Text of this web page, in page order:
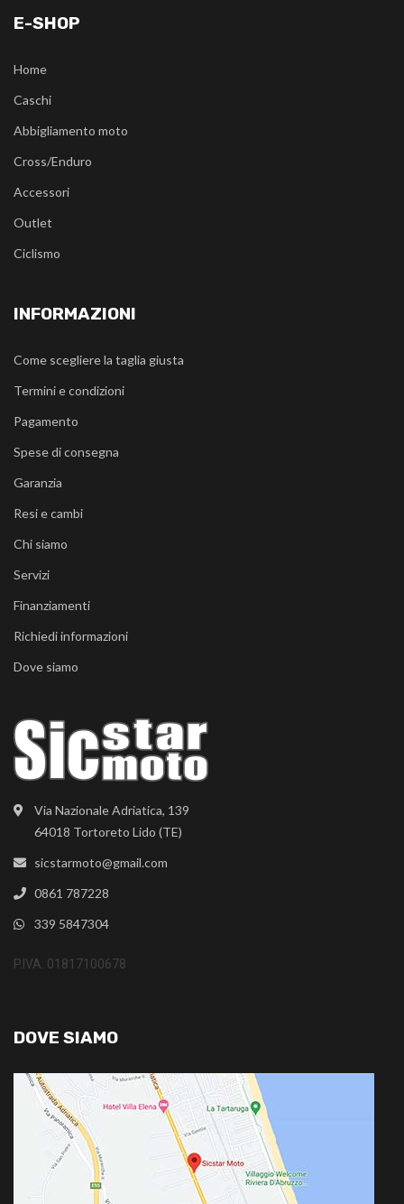
Via Nazionale Adriatica, 139
64018 Tortoreto Lido (TE)
sicstarmoto@gmail.com
0861 787228
339 5847304
P.IVA: 01817100678
E-SHOP
Home
Caschi
Abbigliamento moto
Cross/Enduro
Accessori
Outlet
Ciclismo
INFORMAZIONI
Come scegliere la taglia giusta
Termini e condizioni
Pagamento
Spese di consegna
Garanzia
Resi e cambi
Chi siamo
Servizi
Finanziamenti
Richiedi informazioni
Dove siamo
DOVE SIAMO